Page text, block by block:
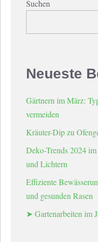
Suchen
Neueste
Gärtnern im März:
vermeiden
Kräuter-Dip zu
Deko-Trends 2024
und Lichtern
Effiziente
und gesunden Rasen
➤ Gartenarbeiten im